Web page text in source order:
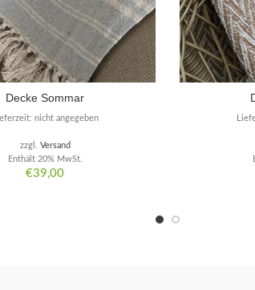
Decke Sommar
€39,00
Enthält 20% MwSt.
zzgl. Versand
nicht angegeben